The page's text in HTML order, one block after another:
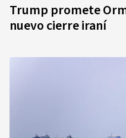
Trump promete
nuevo cierre iraní